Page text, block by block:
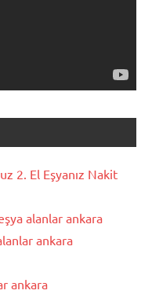
2. El Eşyanız Nakit
alanlar ankara
ankara
ankara